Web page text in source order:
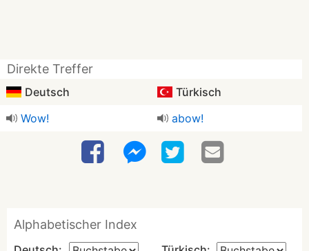
Direkte Treffer
Deutsch
Türkisch
Wow!
abow!
Alphabetischer Index